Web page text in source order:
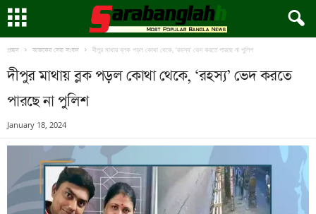
প্রচ্ছদ আজকের সেরা সংবাদ দীপুর মাথায় ব্লক পড়ল কোথা থেকে, ‘রহস্য’ ভেদ করতে পারছে না পুলিশ
দীপুর মাথায় ব্লক পড়ল কোথা থেকে, ‘রহস্য’ ভেদ করতে
পারছে না পুলিশ
January 18, 2024